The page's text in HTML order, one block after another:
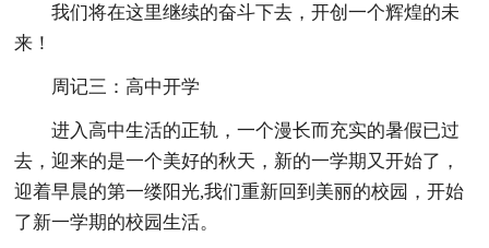
我们将在这里继续的奋斗下去，开创一个辉煌的未
来！
周记三：高中开学
进入高中生活的正轨，一个漫长而充实的暑假已过
去，迎来的是一个美好的秋天，新的一学期又开始了，
迎着早晨的第一缕阳光,我们重新回到美丽的校园，开始
了新一学期的校园生活。